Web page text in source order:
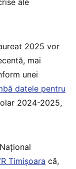
2025 vor
mai
unei
datele pentru
2024-2025,
Timișoara că,